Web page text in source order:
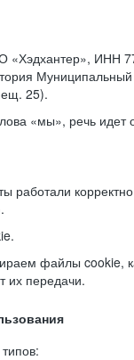
ИНН
Муниципальный
25).
«мы», речь
работали
файлы cookie,
их передачи.